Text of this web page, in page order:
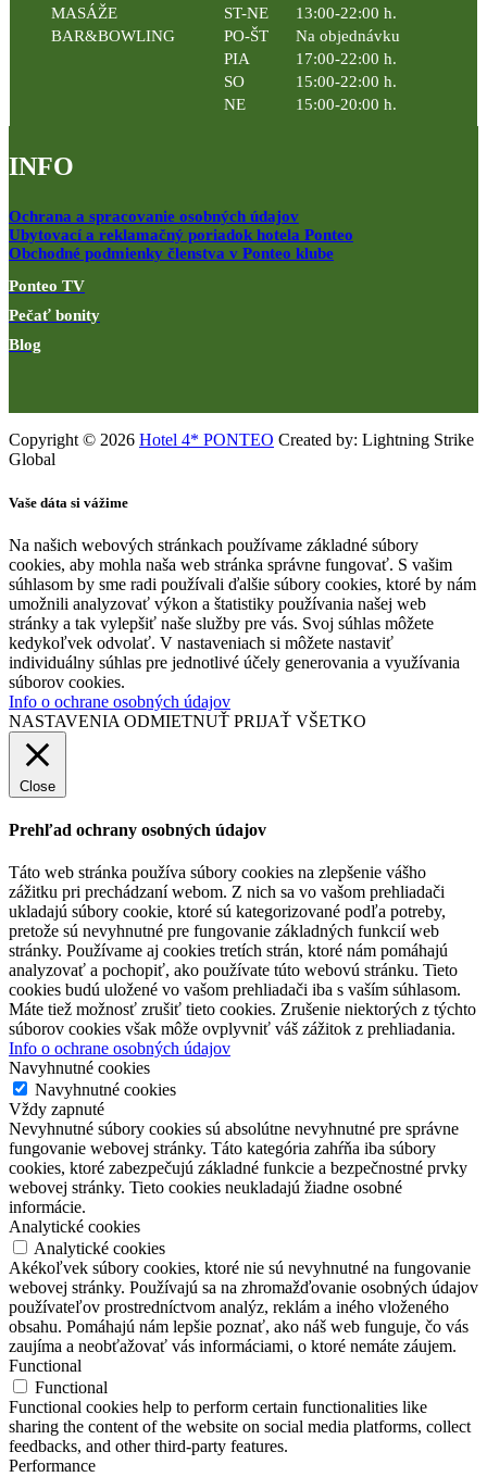
MASÁŽE ST-NE
13:00-22:00 h.
BAR&BOWLING
PO-ŠT
Na objednávku
PIA
17:00-22:00 h.
SO
15:00-22:00 h.
NE
15:00-20:00 h.
INFO
Ochrana a spracovanie osobných údajov
Ubytovací a reklamačný poriadok hotela Ponteo
Obchodné podmienky členstva v Ponteo klube
Ponteo TV
Pečať bonity
Blog
Copyright © 2026 Hotel 4* PONTEO Created by: Lightning Strike
Global
Vaše dáta si vážime
Na našich webových stránkach používame základné súbory
cookies, aby mohla naša web stránka správne fungovať. S vašim
súhlasom by sme radi používali ďalšie súbory cookies, ktoré by nám
umožnili analyzovať výkon a štatistiky používania našej web
stránky a tak vylepšiť naše služby pre vás. Svoj súhlas môžete
kedykoľvek odvolať. V nastaveniach si môžete nastaviť
individuálny súhlas pre jednotlivé účely generovania a využívania
súborov cookies.
Info o ochrane osobných údajov
NASTAVENIA ODMIETNUŤ PRIJAŤ VŠETKO
Close
Prehľad ochrany osobných údajov
Táto web stránka používa súbory cookies na zlepšenie vášho
zážitku pri prechádzaní webom. Z nich sa vo vašom prehliadači
ukladajú súbory cookie, ktoré sú kategorizované podľa potreby,
pretože sú nevyhnutné pre fungovanie základných funkcií web
stránky. Používame aj cookies tretích strán, ktoré nám pomáhajú
analyzovať a pochopiť, ako používate túto webovú stránku. Tieto
cookies budú uložené vo vašom prehliadači iba s vaším súhlasom.
Máte tiež možnosť zrušiť tieto cookies. Zrušenie niektorých z týchto
súborov cookies však môže ovplyvniť váš zážitok z prehliadania.
Info o ochrane osobných údajov
Navyhnutné cookies
Navyhnutné cookies
Vždy zapnuté
Nevyhnutné súbory cookies sú absolútne nevyhnutné pre správne
fungovanie webovej stránky. Táto kategória zahŕňa iba súbory
cookies, ktoré zabezpečujú základné funkcie a bezpečnostné prvky
webovej stránky. Tieto cookies neukladajú žiadne osobné
informácie.
Analytické cookies
Analytické cookies
Akékoľvek súbory cookies, ktoré nie sú nevyhnutné na fungovanie
webovej stránky. Používajú sa na zhromažďovanie osobných údajov
používateľov prostredníctvom analýz, reklám a iného vloženého
obsahu. Pomáhajú nám lepšie poznať, ako náš web funguje, čo vás
zaujíma a neobťažovať vás informáciami, o ktoré nemáte záujem.
Functional
Functional
Functional cookies help to perform certain functionalities like
sharing the content of the website on social media platforms, collect
feedbacks, and other third-party features.
Performance